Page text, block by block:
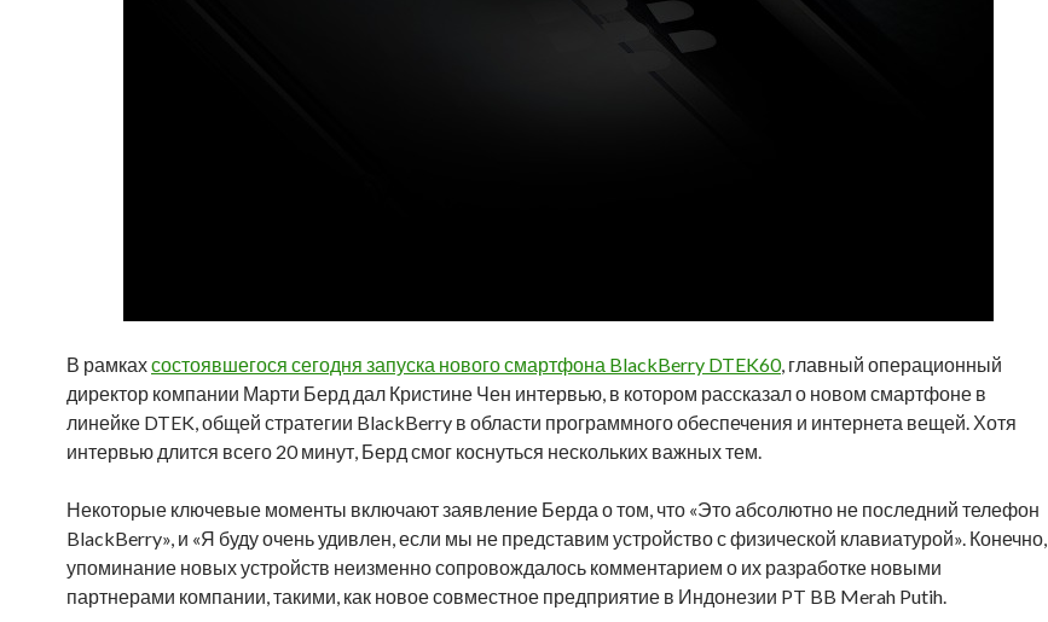
В рамкахсостоявшегося сегодня запуска нового смартфона BlackBerry DTEK60, главный операционный
директор компании Марти Берд дал Кристине Чен интервью, в котором рассказал о новом смартфоне в
линейке DTEK, общей стратегии BlackBerry в области программного обеспечения и интернета вещей. Хотя
интервью длится всего 20 минут, Берд смог коснуться нескольких важных тем.
Некоторые ключевые моменты включают заявление Берда о том, что «Это абсолютно не последний телефон
BlackBerry», и «Я буду очень удивлен, если мы не представим устройство с физической клавиатурой». Конечно,
упоминание новых устройств неизменно сопровождалось комментарием о их разработке новыми
партнерами компании, такими, как новое совместное предприятие в Индонезии PT BB Merah Putih.